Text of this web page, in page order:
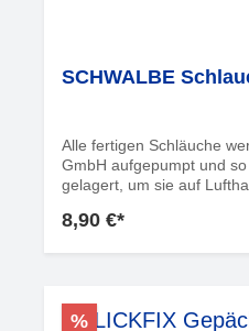
SCHWALBE
Alle fertigen Schläuche
GmbH aufgepumpt und
gelagert, um sie auf
sorgfältig gecheckt. Von
Hahn-Str. 151580
8,90 €*
%